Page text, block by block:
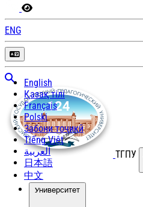
ENG
English
Қазақ тілі
Français
Polski
Забони тоҷикӣ
Tiếng Việt
العربية
日本語
中文
ТГПУ
Университет